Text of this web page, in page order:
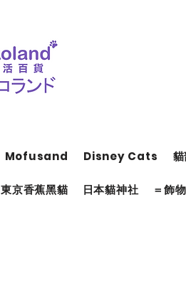
Mofusand Disney Cats
東京香蕉黑貓 日本貓神社 ＝飾